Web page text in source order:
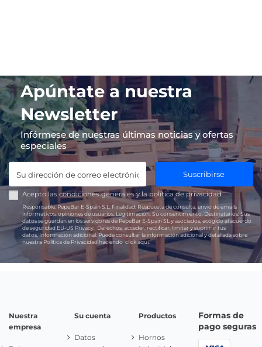
Apúntate a nuestra
Newsletter
Infórmese de nuestras últimas noticias y ofertas
especiales
Suscribirse
Acepto las condiciones generales y lapolítica de privacidad
Responsable:PepeBar E-Spain S.L. Finalidad: Respuesta de consulta, envío de emails
informativos, opiniones de usuarios. Legitimación: Su consentimiento. Destinatarios:Sus
datos se guardan en los servidores de PepeBar E-Spain SL y asociados, acogido al acuerdo
de seguridad EU-US Privacy.
Derechos: acceder, rectificar, limitar y suprimir tus
datos.Información adicional:Puede consultar la información adicional y detallada sobre
nuestra Política de Privacidad haciendoclick aquí.
Nuestra
empresa
Su cuenta
Datos
Productos
Hornos
Formas de
pago seguras